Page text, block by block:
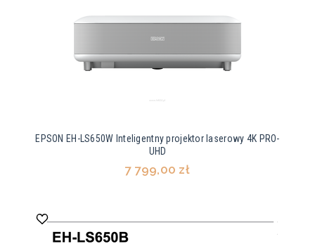
EPSON EH-LS650W Inteligentny projektor laserowy 4K PRO-
UHD
7 799,00 zł